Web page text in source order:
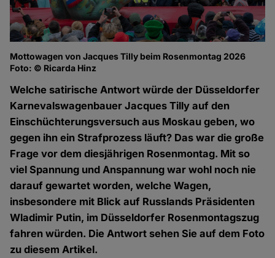
Mottowagen von Jacques Tilly beim Rosenmontag 2026
Foto: © Ricarda Hinz
Welche satirische Antwort würde der Düsseldorfer
Karnevalswagenbauer Jacques Tilly auf den
Einschüchterungsversuch aus Moskau geben, wo
gegen ihn ein Strafprozess läuft? Das war die große
Frage vor dem diesjährigen Rosenmontag. Mit so
viel Spannung und Anspannung war wohl noch nie
darauf gewartet worden, welche Wagen,
insbesondere mit Blick auf Russlands Präsidenten
Wladimir Putin, im Düsseldorfer Rosenmontagszug
fahren würden. Die Antwort sehen Sie auf dem Foto
zu diesem Artikel.